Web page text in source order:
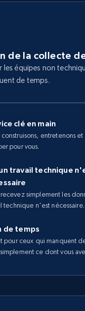
de la collecte
les équipes non
de temps.
clé en main
construisons, entretenons et
pour vous.
travail technique
simplement les
technique n'est nécessaire.
de temps
pour ceux qui manquent
ce dont vous